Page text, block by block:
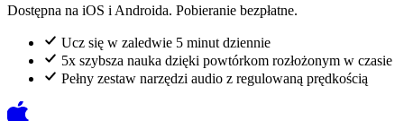
Dostępna na iOS i Androida. Pobieranie bezpłatne.
Ucz się w zaledwie 5 minut dziennie
5x szybsza nauka dzięki powtórkom rozłożonym w czasie
Pełny zestaw narzędzi audio z regulowaną prędkością